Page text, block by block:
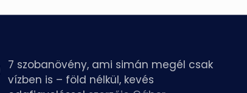
7 szobanövény, ami simán megél csak
vízben is – föld nélkül, kevés